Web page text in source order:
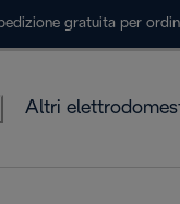
gratuita per
Altri